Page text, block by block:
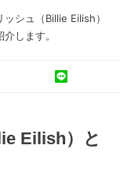
シュ（Billie Eilish）
します。
Eilish）と